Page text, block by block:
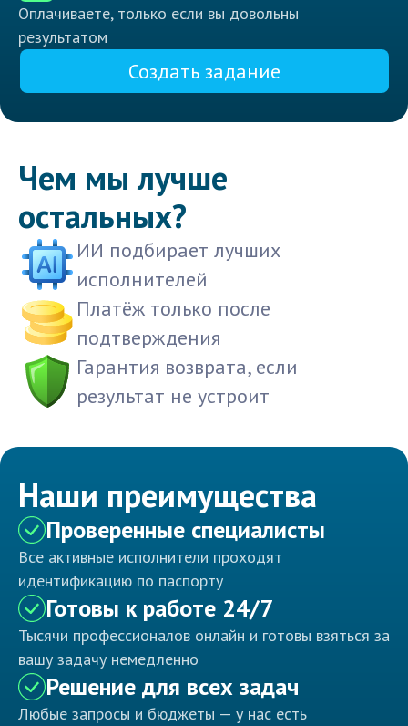
Оплачиваете, только если вы довольны
результатом
Создать задание
Чем мы лучше
остальных?
ИИ подбирает лучших
исполнителей
Платёж только после
подтверждения
Гарантия возврата, если
результат не устроит
Наши преимущества
Проверенные специалисты
Все активные исполнители проходят
идентификацию по паспорту
Готовы к работе 24/7
Тысячи профессионалов онлайн и готовы взяться за
вашу задачу немедленно
Решение для всех задач
Любые запросы и бюджеты — у нас есть